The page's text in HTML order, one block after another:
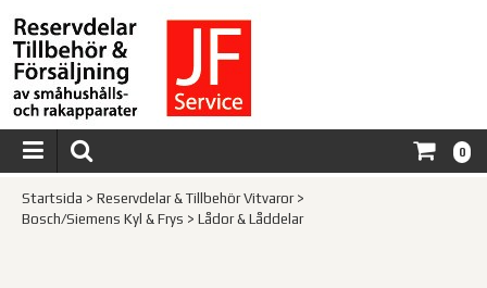
0
Startsida > Reservdelar & Tillbehör Vitvaror>
Bosch/Siemens Kyl & Frys > Lådor & Låddelar